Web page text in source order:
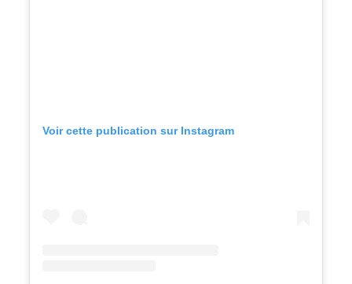
Voir cette publication sur Instagram